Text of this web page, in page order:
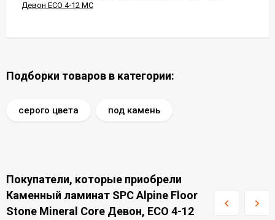
Девон ECO 4-12 MC
Подборки товаров в категории:
серого цвета под камень
Покупатели, которые приобрели
Каменный ламинат SPC Alpine Floor
Stone Mineral Core Девон, ECO 4-12